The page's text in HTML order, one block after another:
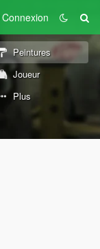
Connexion
Peintures
Joueur
Plus